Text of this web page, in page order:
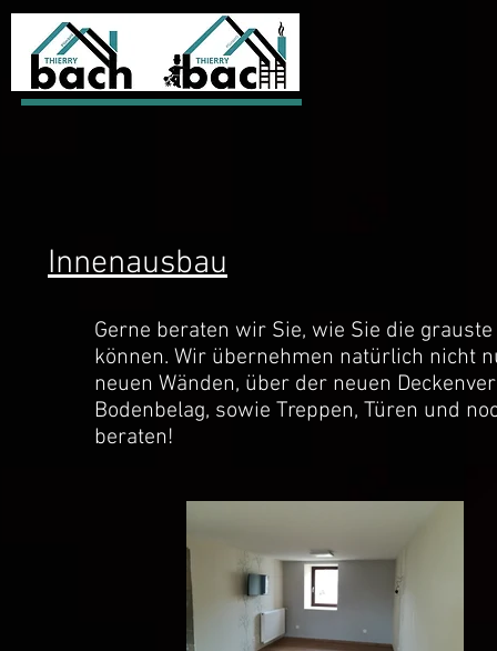
Innenausbau
Gerne beraten wir Sie, wie Sie die
können. Wir übernehmen natürlich nicht
neuen Wänden, über der neuen
Bodenbelag, sowie Treppen, Türen und
beraten!